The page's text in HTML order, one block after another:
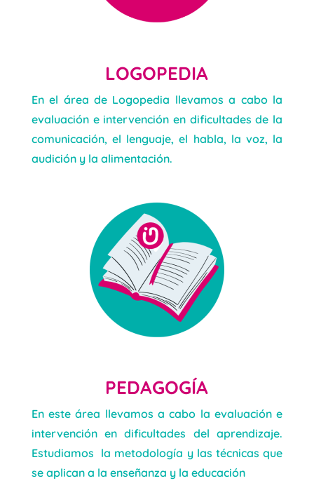
LOGOPEDIA
En el área de Logopedia llevamos a cabo la
evaluación e intervención en dificultades de la
comunicación, el lenguaje, el habla, la voz, la
audición y la alimentación.
PEDAGOGÍA
En este área llevamos a cabo la evaluación e
intervención en dificultades del aprendizaje.
Estudiamos la metodología y las técnicas que
se aplican a la enseñanza y la educación